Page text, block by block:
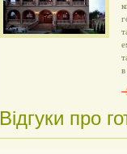
в
Відгуки про